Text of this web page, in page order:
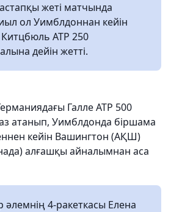
жеті матчында
ол Уимблдоннан кейін
АТР 250
дейін жетті.
Галле АТР 500
атанып, Уимблдонда біршама
кейін Вашингтон (АҚШ)
алғашқы айналымнан аса
әлемнің 4-ракеткасы Елена